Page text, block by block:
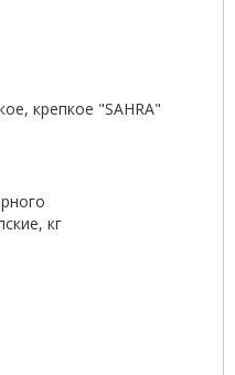
крепкое "SAHRA"